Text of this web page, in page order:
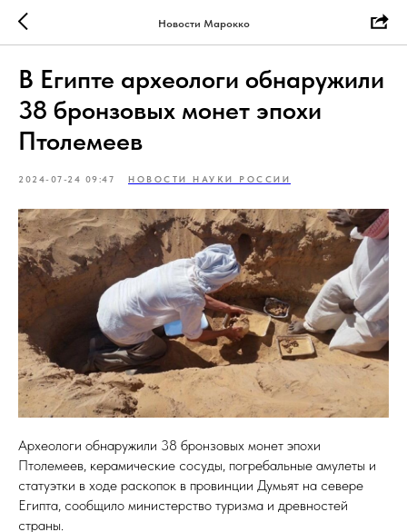
Новости Марокко
В Египте археологи обнаружили
38 бронзовых монет эпохи
Птолемеев
2024-07-24 09:47 НОВОСТИ НАУКИ РОССИИ
Археологи обнаружили 38 бронзовых монет эпохи
Птолемеев, керамические сосуды, погребальные амулеты и
статуэтки в ходе раскопок в провинции Думьят на севере
Египта, сообщило министерство туризма и древностей
страны.